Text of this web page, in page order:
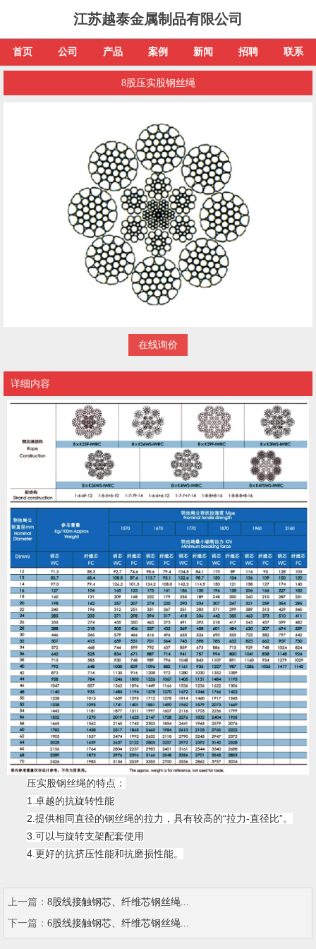
江苏越泰金属制品有限公司
首页 公司 产品 案例 新闻 招聘 联系
8股压实股钢丝绳
在线询价
详细内容
压实股钢丝绳的特点：
1.卓越的抗旋转性能
2.提供相同直径的钢丝绳的拉力，具有较高的“拉力-直径比”。
3.可以与旋转支架配套使用
4.更好的抗挤压性能和抗磨损性能。
上一篇： 8股线接触钢芯、纤维芯钢丝绳...
下一篇： 6股线接触钢芯、纤维芯钢丝绳...